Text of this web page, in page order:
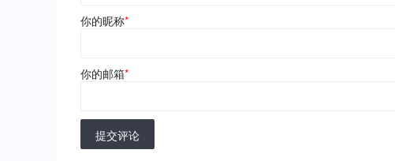
你的昵称*
你的邮箱*
提交评论